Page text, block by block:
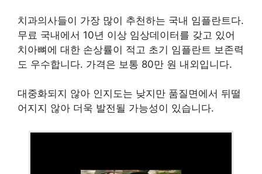
치과의사들이 가장 많이 추천하는 국내 임플란트다.
무료 국내에서 10년 이상 임상데이터를 갖고 있어
치아뼈에 대한 손상률이 적고 초기 임플란트 보존력
도 우수합니다. 가격은 보통 80만 원 내외입니다.
대중화되지 않아 인지도는 낮지만 품질면에서 뒤떨
어지지 않아 더욱 발전될 가능성이 있습니다.